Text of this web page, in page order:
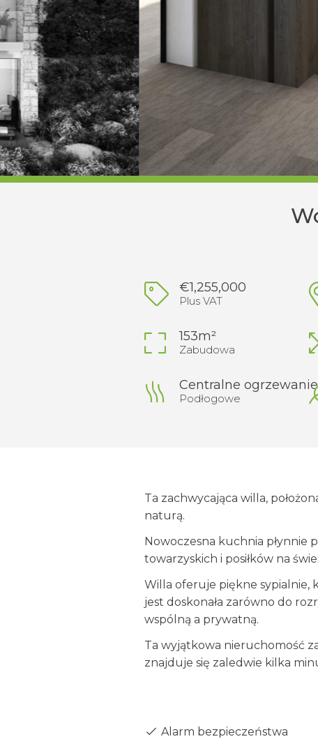
€1,255,000
Plus VAT
153m²
Zabudowa
Centralne ogrzewanie
Podłogowe
Ta zachwycająca willa,
naturą.
Nowoczesna kuchnia płynnie
towarzyskich i posiłków na
Willa oferuje piękne sypialnie,
jest doskonała zarówno do
wspólną a prywatną.
Ta wyjątkowa nieruchomość
znajduje się zaledwie kilka
Alarm bezpieczeństwa